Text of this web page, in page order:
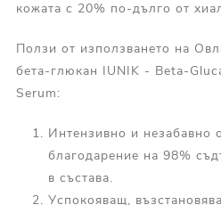
кожата с 20% по-дълго от
Ползи от използването на
бета-глюкан IUNIK - Beta-
Serum:
Интензивно и незабавно
благодарение на 98%
в състава.
Успокояващ,